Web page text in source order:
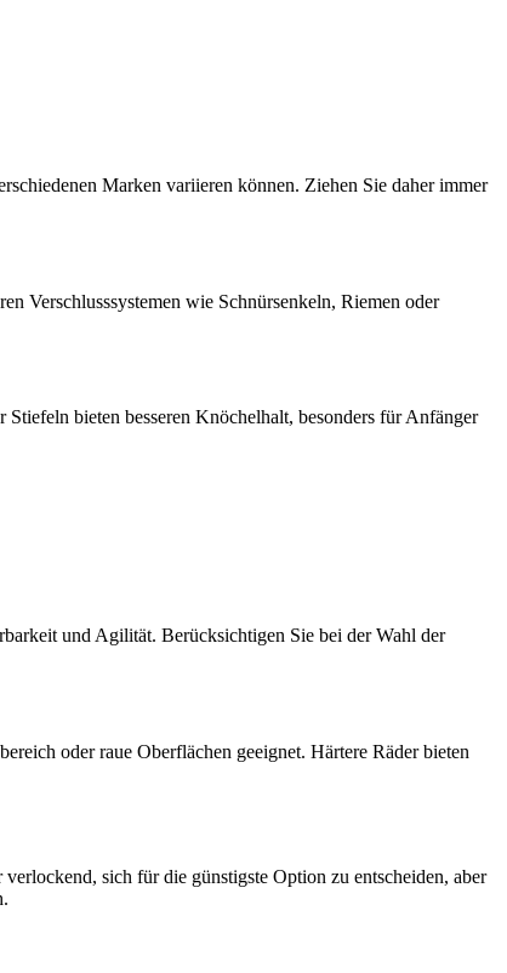
Marken variieren können. Ziehen Sie daher immer
Verschlusssystemen wie Schnürsenkeln, Riemen oder
bieten besseren Knöchelhalt, besonders für Anfänger
und Agilität. Berücksichtigen Sie bei der Wahl der
oder raue Oberflächen geeignet. Härtere Räder bieten
sich für die günstigste Option zu entscheiden, aber